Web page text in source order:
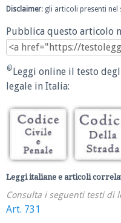
Disclaimer: gli articoli presenti
Pubblica questo articolo
Leggi online il testo
legale in Italia:
Leggi italiane e articoli
Consulta i seguenti testi di
Art. 731